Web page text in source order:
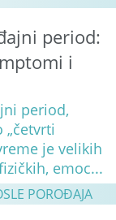
period:
i
period,
„četvrti
je velikih
emoc...
POROĐAJA